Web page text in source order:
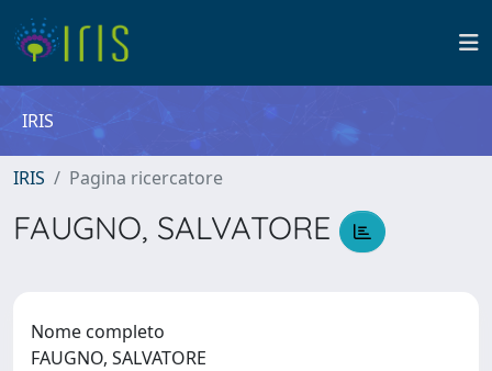
IRIS
IRIS Pagina ricercatore
FAUGNO, SALVATORE
Nome completo
FAUGNO, SALVATORE